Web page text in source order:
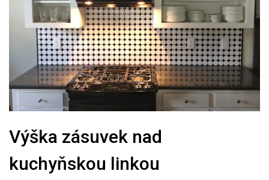
Výška zásuvek nad
kuchyňskou linkou